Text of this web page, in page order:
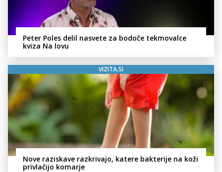
Peter Poles delil nasvete za bodoče tekmovalce
kviza Na lovu
VIZITA.SI
Nove raziskave razkrivajo, katere bakterije na koži
privlačijo komarje